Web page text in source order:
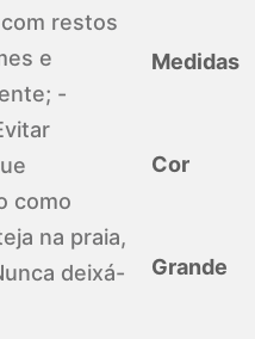
com restos
e
-
como
na praia,
deixá-
Medidas
Cor
Grande